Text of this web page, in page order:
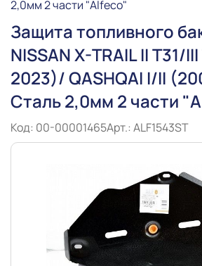
2,0мм 2 части "Alfeco"
Защита топливного
NISSAN X-TRAIL II T31/
2023)/ QASHQAI I/II
Сталь 2,0мм 2 части
Код: 00-00001465Арт.: ALF1543ST